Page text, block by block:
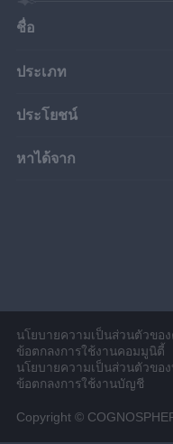
ชื่อ
ประเภท
ประโยชน์
หาได้จาก
นโยบายความเป็นส่วนตัวขอ
ข้อตกลงการใช้งานคอมมูนิตี้
นโยบายความเป็นส่วนตัวขอ
ข้อตกลงการใช้งานบัญชี
Copyright ©